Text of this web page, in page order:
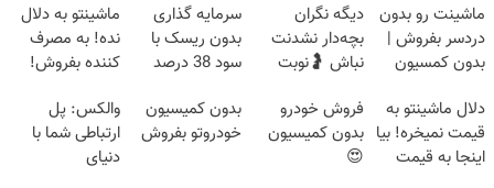
ماشینت رو بدون
دردسر بفروش |
بدون کمسیون
دیگه نگران
بچه‌دار نشدنت
نباش 🤰نوبت
متخصصان
درمانت کنن
سرمایه گذاری
بدون ریسک با
سود 38 درصد
ماشینتو به دلال
نده! به مصرف
کننده بفروش!
یک تماس
دلال ماشینتو به
قیمت نمیخره! بیا
اینجا به قیمت
فروش خودرو
بدون کمیسیون
😍
بدون کمیسیون
خودروتو بفروش
والکس: پل
ارتباطی شما با
دنیای